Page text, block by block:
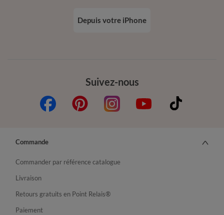
Suivez-nous
Depuis votre iPhone
Commande
Commander par référence catalogue
Livraison
Retours gratuits en Point Relais®
Paiement